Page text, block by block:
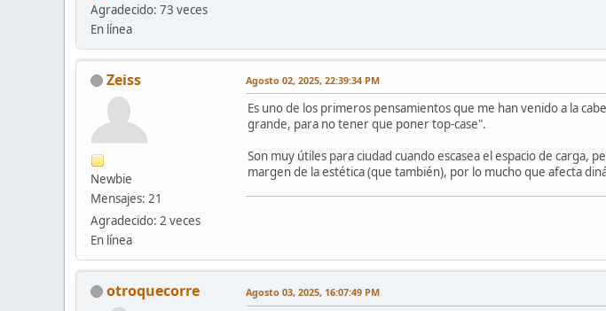
Agradecido: 73 veces
En línea
Zeiss
Newbie
Mensajes: 21
Agradecido: 2 veces
En línea
Agosto 02, 2025, 22:39:34 PM
Es uno de los primeros pensamientos que me han venido a la
grande, para no tener que poner top-case".
Son muy útiles para ciudad cuando escasea el espacio de
margen de la estética (que también), por lo mucho que afecta
otroquecorre Agosto 03, 2025, 16:07:49 PM